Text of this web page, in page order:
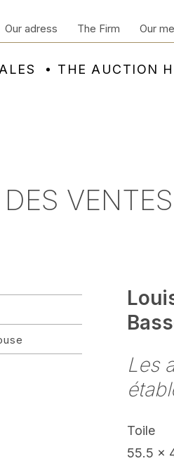
THE AUCTION
Our adress The Firm Our
Les
Toile
55.5 x